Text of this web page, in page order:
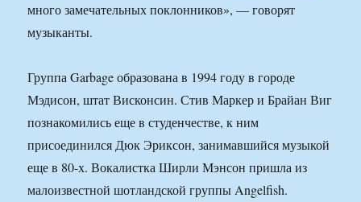
много замечательных поклонников», — говорят
музыканты.
Группа Garbage образована в 1994 году в городе
Мэдисон, штат Висконсин. Стив Маркер и Брайан Виг
познакомились еще в студенчестве, к ним
присоединился Дюк Эриксон, занимавшийся музыкой
еще в 80-х. Вокалистка Ширли Мэнсон пришла из
малоизвестной шотландской группы Angelfish.